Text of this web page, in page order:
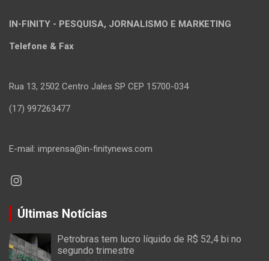
IN-FINITY - PESQUISA, JORNALISMO E MARKETING
Telefone & Fax
Rua 13, 2502 Centro Jales SP CEP 15700-034
(17) 997263477
E-mail: imprensa@in-finitynews.com
Instagram
Últimas Notícias
Petrobras tem lucro líquido de R$ 52,4 bi no
segundo trimestre